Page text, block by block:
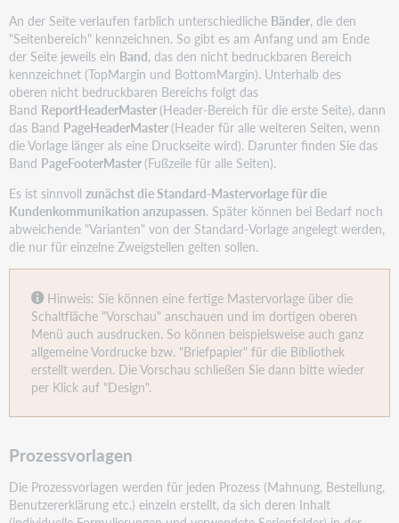
An der Seite verlaufen farblich unterschiedliche Bänder, die den
"Seitenbereich" kennzeichnen. So gibt es am Anfang und am Ende
der Seite jeweils ein Band, das den nicht bedruckbaren Bereich
kennzeichnet (TopMargin und BottomMargin). Unterhalb des
oberen nicht bedruckbaren Bereichs folgt das
Band ReportHeaderMaster(Header-Bereich für die erste Seite), dann
das Band PageHeaderMaster(Header für alle weiteren Seiten, wenn
die Vorlage länger als eine Druckseite wird). Darunter finden Sie das
Band PageFooterMaster(Fußzeile für alle Seiten).
Es ist sinnvollzunächst die Standard-Mastervorlage für die
Kundenkommunikation anzupassen. Später können bei Bedarf noch
abweichende "Varianten" von der Standard-Vorlage angelegt werden,
die nur für einzelne Zweigstellen gelten sollen.
Hinweis: Sie können eine fertige Mastervorlage über die
Schaltfläche "Vorschau" anschauen und im dortigen oberen
Menü auch ausdrucken. So können beispielsweise auch ganz
allgemeine Vordrucke bzw. "Briefpapier" für die Bibliothek
erstellt werden. Die Vorschau schließen Sie dann bitte wieder
per Klick auf "Design".
Prozessvorlagen
Die Prozessvorlagen werden für jeden Prozess (Mahnung, Bestellung,
Benutzererklärung etc.) einzeln erstellt, da sich deren Inhalt